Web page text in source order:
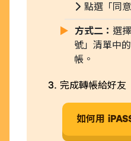
點選「同
方式二： 選
號」清單中
帳。
完成轉帳給好友